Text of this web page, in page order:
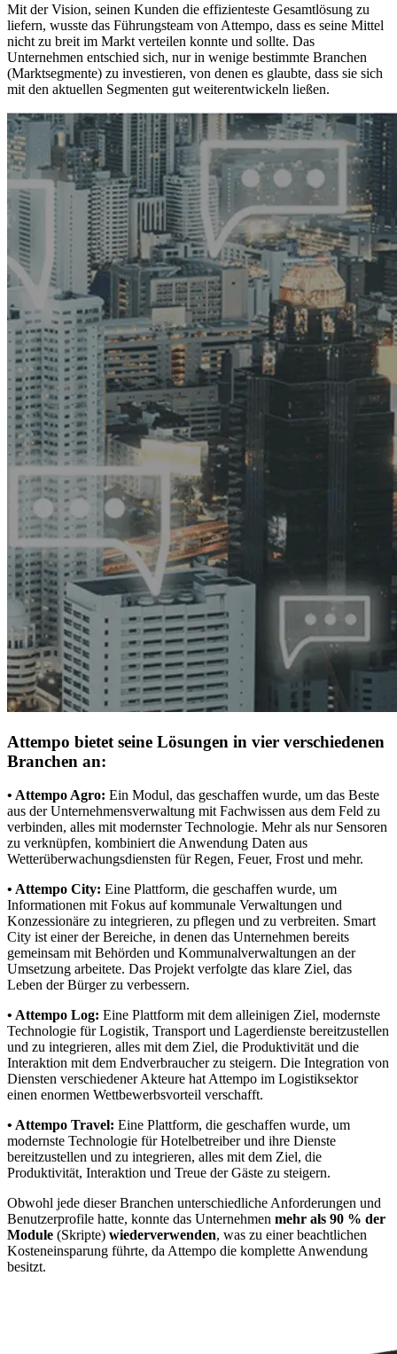
Mit der Vision, seinen Kunden die effizienteste Gesamtlösung zu
liefern, wusste das Führungsteam von Attempo, dass es seine Mittel
nicht zu breit im Markt verteilen konnte und sollte. Das
Unternehmen entschied sich, nur in wenige bestimmte Branchen
(Marktsegmente) zu investieren, von denen es glaubte, dass sie sich
mit den aktuellen Segmenten gut weiterentwickeln ließen.
Attempo bietet seine Lösungen in vier verschiedenen
Branchen an:
• Attempo Agro: Ein Modul, das geschaffen wurde, um das Beste
aus der Unternehmensverwaltung mit Fachwissen aus dem Feld zu
verbinden, alles mit modernster Technologie. Mehr als nur Sensoren
zu verknüpfen, kombiniert die Anwendung Daten aus
Wetterüberwachungsdiensten für Regen, Feuer, Frost und mehr.
• Attempo City: Eine Plattform, die geschaffen wurde, um
Informationen mit Fokus auf kommunale Verwaltungen und
Konzessionäre zu integrieren, zu pflegen und zu verbreiten. Smart
City ist einer der Bereiche, in denen das Unternehmen bereits
gemeinsam mit Behörden und Kommunalverwaltungen an der
Umsetzung arbeitete. Das Projekt verfolgte das klare Ziel, das
Leben der Bürger zu verbessern.
• Attempo Log: Eine Plattform mit dem alleinigen Ziel, modernste
Technologie für Logistik, Transport und Lagerdienste bereitzustellen
und zu integrieren, alles mit dem Ziel, die Produktivität und die
Interaktion mit dem Endverbraucher zu steigern. Die Integration von
Diensten verschiedener Akteure hat Attempo im Logistiksektor
einen enormen Wettbewerbsvorteil verschafft.
• Attempo Travel: Eine Plattform, die geschaffen wurde, um
modernste Technologie für Hotelbetreiber und ihre Dienste
bereitzustellen und zu integrieren, alles mit dem Ziel, die
Produktivität, Interaktion und Treue der Gäste zu steigern.
Obwohl jede dieser Branchen unterschiedliche Anforderungen und
Benutzerprofile hatte, konnte das Unternehmen mehr als 90 % der
Module (Skripte) wiederverwenden, was zu einer beachtlichen
Kosteneinsparung führte, da Attempo die komplette Anwendung
besitzt.